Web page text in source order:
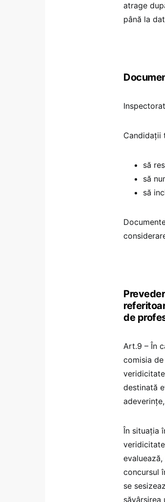
atrage
până la
Candidații
să
să
să
de
Art.9 – În
comisia
destinată
În situația
concursul
se
săvârșirea